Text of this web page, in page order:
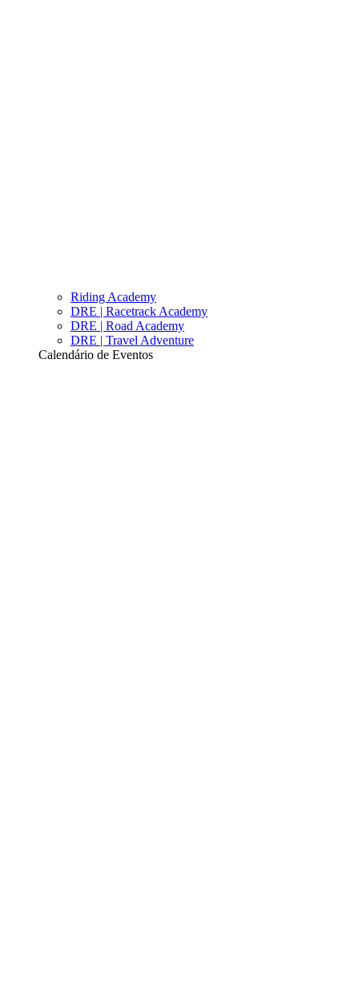
Riding Academy
DRE | Racetrack Academy
DRE | Road Academy
DRE | Travel Adventure
Calendário de Eventos